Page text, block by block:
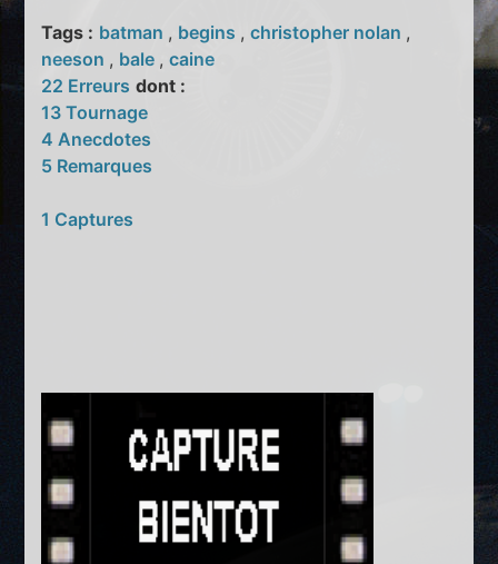
Tags : batman , begins ,christopher nolan ,
neeson , bale ,caine
22 Erreurs dont :
13 Tournage
4 Anecdotes
5 Remarques
1 Captures